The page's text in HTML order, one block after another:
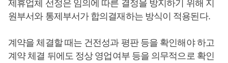
제휴업체 선정은 임의에 따른 결정을 방지하기 위해 지
원부서와 통제부서가 합의결재하는 방식이 적용된다.
계약을 체결할 때는 건전성과 평판 등을 확인해야 하고
계약 체결 뒤에도 정상 영업여부 등을 의무적으로 확인